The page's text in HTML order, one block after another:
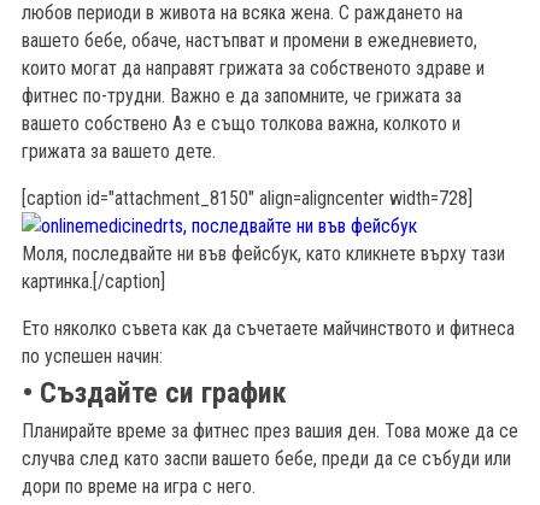
любов периоди в живота на всяка жена. С раждането на
вашето бебе, обаче, настъпват и промени в ежедневието,
които могат да направят грижата за собственото здраве и
фитнес по-трудни. Важно е да запомните, че грижата за
вашето собствено Аз е също толкова важна, колкото и
грижата за вашето дете.
[caption id="attachment_8150" align=aligncenter width=728]
Моля, последвайте ни във фейсбук, като кликнете върху тази
картинка.[/caption]
Ето няколко съвета как да съчетаете майчинството и фитнеса
по успешен начин:
• Създайте си график
Планирайте време за фитнес през вашия ден. Това може да се
случва след като заспи вашето бебе, преди да се събуди или
дори по време на игра с него.